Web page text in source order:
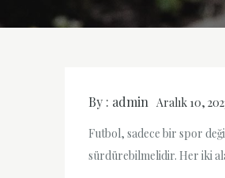
By : admin Aralık 10,
Futbol, sadece bir spor
sürdürebilmelidir. Her iki